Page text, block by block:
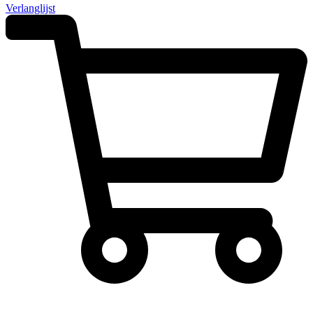
Verlanglijst